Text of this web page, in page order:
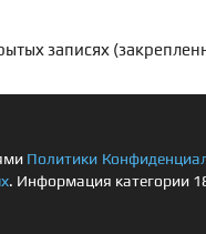
записях
Политики
. Информация категории